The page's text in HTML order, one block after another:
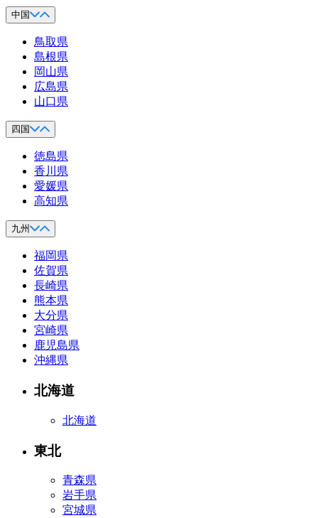
中国
鳥取県
島根県
岡山県
広島県
山口県
四国
徳島県
香川県
愛媛県
高知県
九州
福岡県
佐賀県
長崎県
熊本県
大分県
宮崎県
鹿児島県
沖縄県
北海道
北海道
東北
青森県
岩手県
宮城県